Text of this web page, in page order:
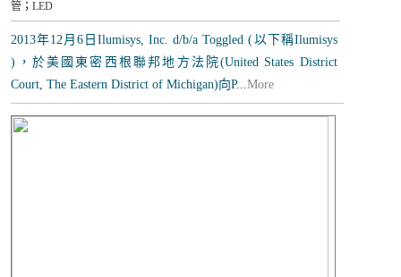
管 ；LED
2013年12月6日Ilumisys, Inc. d/b/a Toggled (以下稱Ilumisys
)，於美國東密西根聯邦地方法院(United States District
Court, The Eastern District of Michigan)向P...More